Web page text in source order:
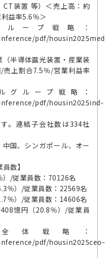
装置 等）＜売上高：約
益率5.6％＞
ープ戦略：
pdf/
半導体露光装置・産業装
上割合7.5％/営業利益率
ループ戦略：
pdf/housin2025ind-
。連結子会社数は334社
国、シンガポール、オー
数】
/従業員数：70126名
％）/従業員数：22569名
％）/従業員数：14606名
憶円（20.8％）/従業員
体戦略：
pdf/housin2025ceo-